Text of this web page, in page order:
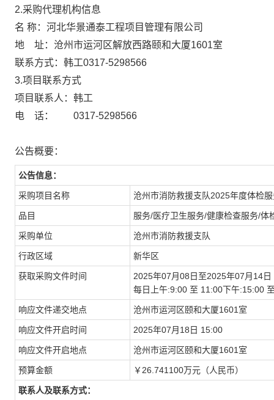
2.采购代理机构信息
名 称：河北华景通泰工程项目管理
地 址：沧州市运河区解放西路颐和
联系方式：韩工0317-5298566
3.项目联系方式
项目联系人：韩工
电 话： 0317-5298566
公告概要：
公告信息：
采购项目名称 沧州市消防救援支队2025年度体检
品目 服务/医疗卫生服务/健康检查服务/体
采购单位 沧州市消防救援支队
行政区域 新华区
获取采购文件时间
2025年07月08日至2025年07月14日
每日上午:9:00 至 11:00下午:15:00
响应文件递交地点 沧州市运河区颐和大厦1601室
响应文件开启时间 2025年07月18日 15:00
响应文件开启地点 沧州市运河区颐和大厦1601室
预算金额 ￥26.741100万元（人民币）
联系人及联系方式：